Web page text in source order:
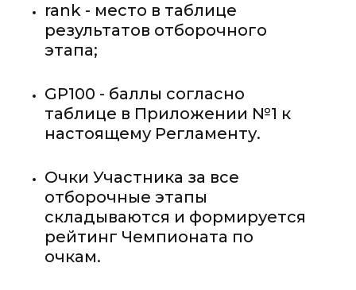
rank - место в таблице
результатов отборочного
этапа;
GP100 - баллы согласно
таблице в Приложении №1 к
настоящему Регламенту.
Очки Участника за все
отборочные этапы
складываются и формируется
рейтинг Чемпионата по
очкам.